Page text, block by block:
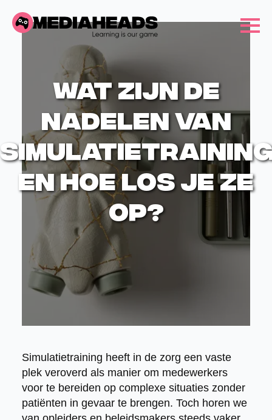
Wat zijn de
nadelen van
simulatietraining
en hoe los je ze
op?
Simulatietraining heeft in de zorg een vaste
plek veroverd als manier om medewerkers
voor te bereiden op complexe situaties zonder
patiënten in gevaar te brengen. Toch horen we